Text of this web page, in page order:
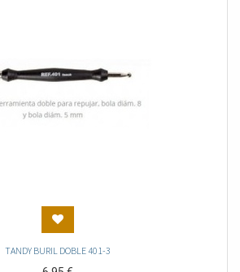
TANDY BURIL DOBLE 401-3